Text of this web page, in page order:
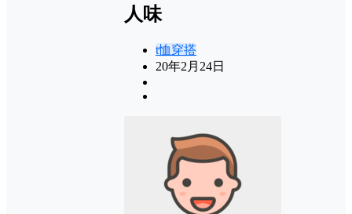
人味
t恤穿搭
20年2月24日